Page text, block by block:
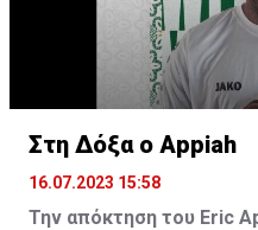
Στη Δόξα ο Appiah
16.07.2023 15:58
Την απόκτηση του Eric